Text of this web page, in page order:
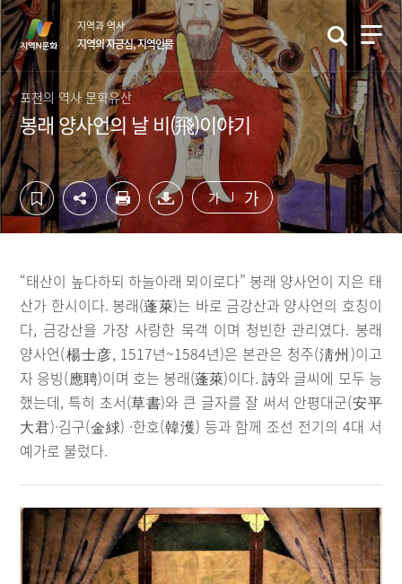
컨
텐
츠
영
역
바
로
가
기
하
단
영
역
바
로
가
기
지역과 역사
지역의 자긍심, 지역인물
포천의 역사 문화유산
봉래 양사언의 날 비(飛)이야기
가 가
“태산이 높다하되 하늘아래 뫼이로다” 봉래 양사언이 지은 태
산가 한시이다. 봉래(蓬萊)는 바로 금강산과 양사언의 호칭이
다, 금강산을 가장 사랑한 묵객 이며 청빈한 관리였다. 봉래
양사언(楊士彦, 1517년~1584년)은 본관은 청주(淸州)이고
자 응빙(應聘)이며 호는 봉래(蓬萊)이다. 詩와 글씨에 모두 능
했는데, 특히 초서(草書)와 큰 글자를 잘 써서 안평대군(安平
大君)·김구(金絿) ·한호(韓濩) 등과 함께 조선 전기의 4대 서
예가로 불렀다.